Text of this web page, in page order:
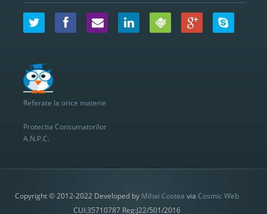
Referate la orice materie
Protectia Consumatorilor
A.N.P.C.
Copyright © 2012-2022 Developed by Mihai Costea viaCosmic Web
CUI:35710787 Reg:J22/501/2016